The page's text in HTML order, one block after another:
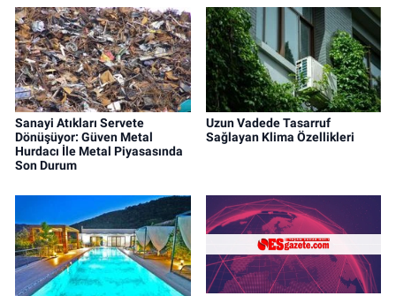
Sanayi Atıkları Servete
Dönüşüyor: Güven Metal
Hurdacı İle Metal Piyasasında
Son Durum
Uzun Vadede Tasarruf
Sağlayan Klima Özellikleri